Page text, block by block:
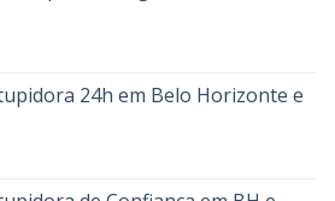
24h em Belo Horizonte e